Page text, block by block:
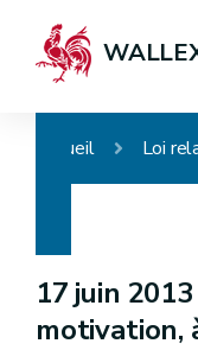
Accueil
17 juin
motivation,